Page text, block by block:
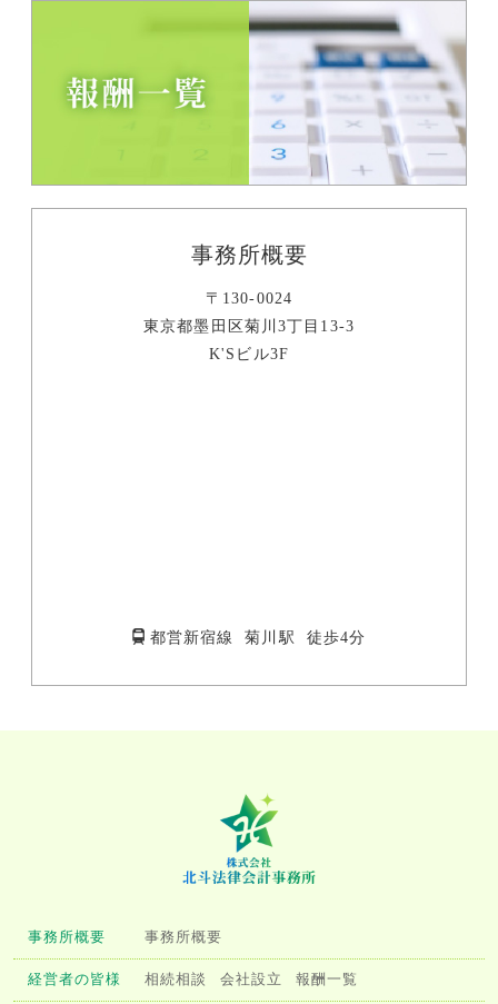
事務所概要
〒130-0024
東京都墨田区菊川3丁目13-3
K'Sビル3F
都営新宿線 菊川駅 徒歩4分
事務所概要 事務所概要
経営者の皆様 相続相談 会社設立 報酬一覧